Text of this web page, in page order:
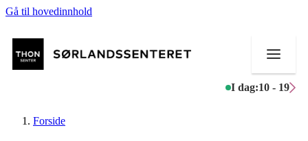
Gå til hovedinnhold
I dag:10 - 19
Forside